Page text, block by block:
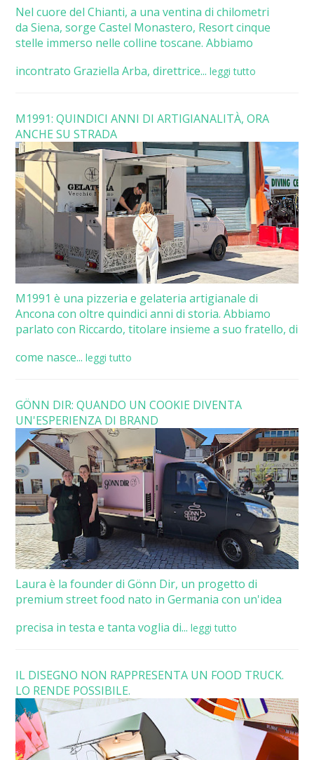
Nel cuore del Chianti, a una ventina di chilometri
da Siena, sorge Castel Monastero, Resort cinque
stelle immerso nelle colline toscane. Abbiamo
incontrato Graziella Arba, direttrice... leggi tutto
M1991: QUINDICI ANNI DI ARTIGIANALITÀ, ORA
ANCHE SU STRADA
M1991 è una pizzeria e gelateria artigianale di
Ancona con oltre quindici anni di storia. Abbiamo
parlato con Riccardo, titolare insieme a suo fratello, di
come nasce... leggi tutto
GÖNN DIR: QUANDO UN COOKIE DIVENTA
UN'ESPERIENZA DI BRAND
Laura è la founder di Gönn Dir, un progetto di
premium street food nato in Germania con un'idea
precisa in testa e tanta voglia di... leggi tutto
IL DISEGNO NON RAPPRESENTA UN FOOD TRUCK.
LO RENDE POSSIBILE.